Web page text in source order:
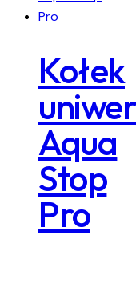
Kołek
Aqua
Stop
Pro